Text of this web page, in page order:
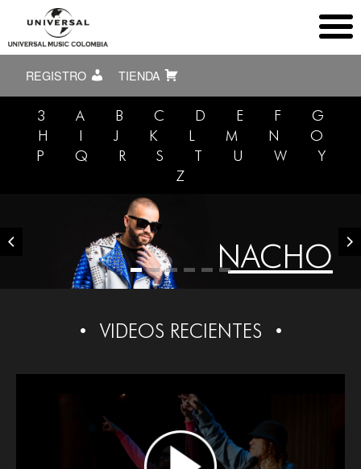
REGISTRO TIENDA
3 A B C D E F
G
H
I J K L M N
O
P
Q R S T U W
Y
Z
NACHO
VIDEOS RECIENTES